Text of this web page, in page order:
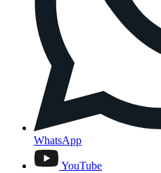
WhatsApp
YouTube